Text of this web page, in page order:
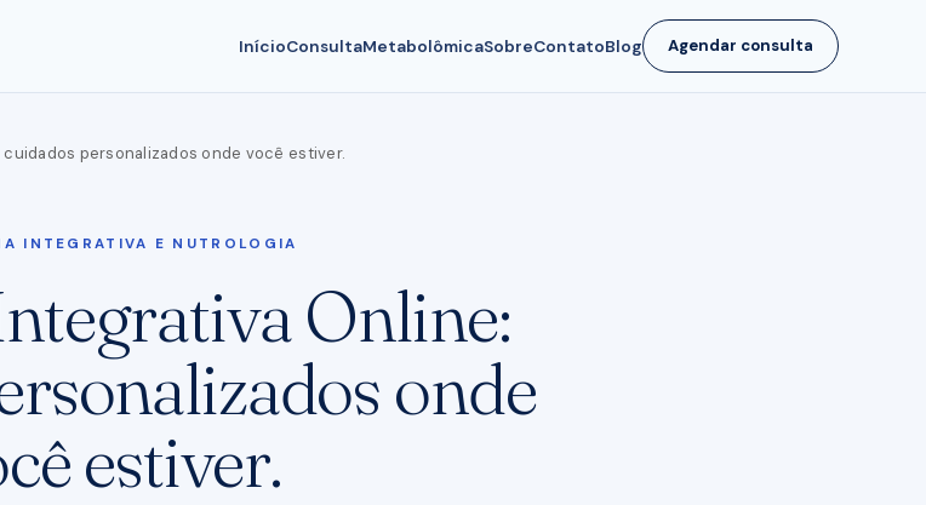
InícioConsultaMetabolômicaSobreContatoBlog Agendar consulta
personalizados onde você estiver.
INTEGRATIVA E NUTROLOGIA
Online:
onde
estiver.